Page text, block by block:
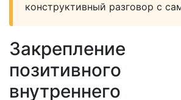
конструктивный разговор с
Закрепление
позитивного
внутреннего